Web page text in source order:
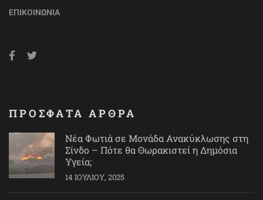
ΕΠΙΚΟΙΝΩΝΊΑ
ΠΡΟΣΦΑΤΑ ΑΡΘΡΑ
Νέα Φωτιά σε Μονάδα Ανακύκλωσης στη
Σίνδο – Πότε θα Θωρακιστεί η Δημόσια
Υγεία;
14 ΙΟΥΛΊΟΥ, 2025